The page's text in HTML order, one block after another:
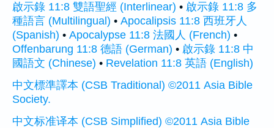
啟示錄 11:8 雙語聖經 (Interlinear) • 啟示錄 11:8 多
種語言 (Multilingual) • Apocalipsis 11:8 西班牙人
(Spanish) • Apocalypse 11:8 法國人 (French) •
Offenbarung 11:8 德語 (German) • 啟示錄 11:8 中
國語文 (Chinese) • Revelation 11:8 英語 (English)
中文標準譯本 (CSB Traditional) ©2011 Asia Bible
Society.
中文标准译本 (CSB Simplified) ©2011 Asia Bible